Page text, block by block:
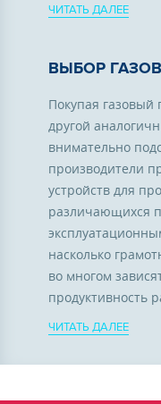
ЧИТАТЬ ДАЛЕЕ
ВЫБОР
Покупая газовый
другой
внимательно
производители
устройств для
различающихся
насколько
во многом
продуктивность
ЧИТАТЬ ДАЛЕЕ